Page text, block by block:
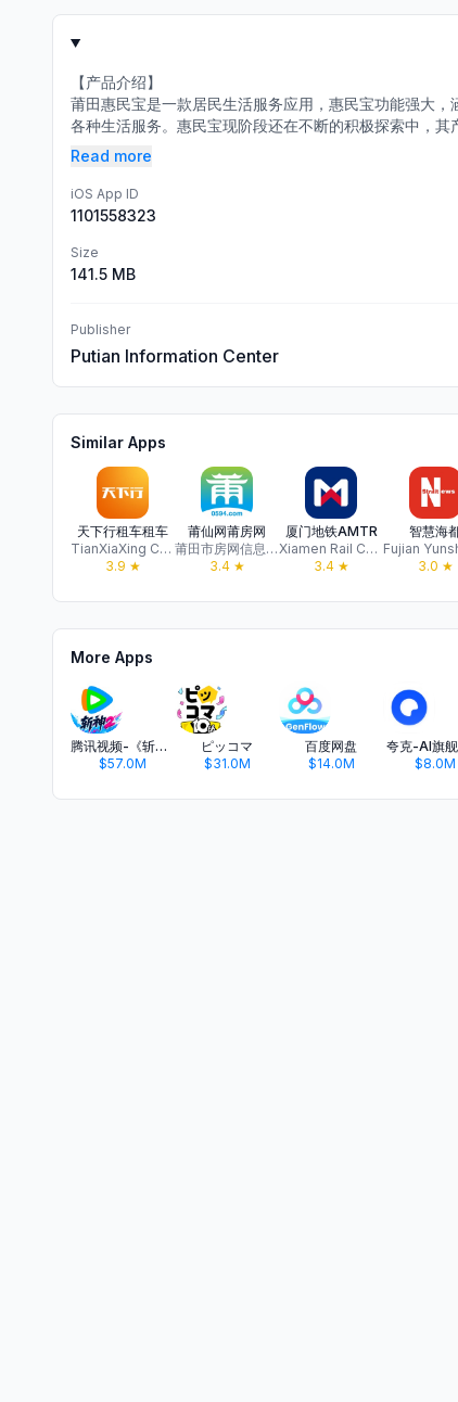
【产品介绍】
莆田惠民宝是一款居民生活服务应用，惠民宝功能强大
各种生活服务。惠民宝现阶段还在不断的积极探索中，
Read more
iOS App ID
1101558323
Size
141.5 MB
Publisher
Putian Information Center
Similar Apps
天下行租车租车
TianXiaXing CarRental Co., Ltd.
3.9 ★
莆仙网莆房网
莆田市房网信息技术有限公司
3.4★
厦门地铁AMTR
Xiamen Rail Construction Development Group Co., Ltd.
3.4★
智慧海
3.0 ★
More Apps
腾讯视频-《斩神2》国漫神番回归
$57.0M
ピッコマ
$31.0M
百度网盘
$14.0M
夸克-AI旗
$8.0M